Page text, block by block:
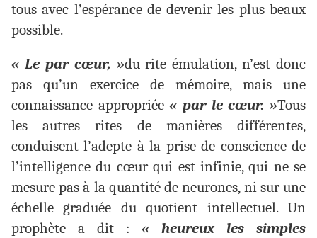
tous avec l’espérance de devenir les plus beaux
possible.
« Le par cœur, »du rite émulation, n’est donc
pas qu’un exercice de mémoire, mais une
connaissance appropriée« par le cœur. »Tous
les autres rites de manières différentes,
conduisent l’adepte à la prise de conscience de
l’intelligence du cœur qui est infinie, qui ne se
mesure pas à la quantité de neurones, ni sur une
échelle graduée du quotient intellectuel. Un
prophète a dit :« heureux les simples